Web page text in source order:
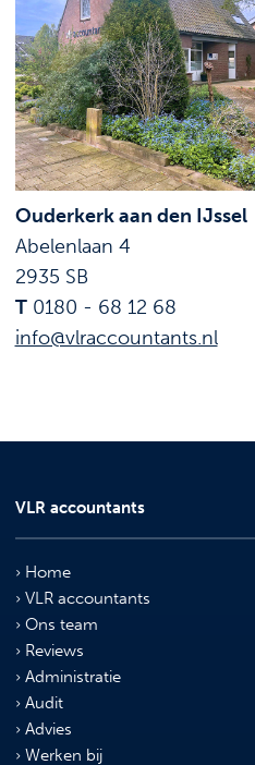
Ouderkerk aan den IJssel
Abelenlaan 4
2935 SB
T0180 - 68 12 68
info@vlraccountants.nl
VLR accountants
Home
VLR accountants
Ons team
Reviews
Administratie
Audit
Advies
Werken bij